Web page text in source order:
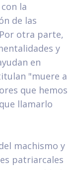
la
de las
otra parte,
y
en
"muere a
que hemos
llamarlo
machismo y
patriarcales